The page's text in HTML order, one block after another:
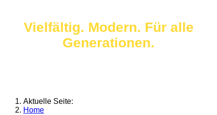
Vielfältig. Modern. Für alle
Generationen.
Aktuelle Seite:
Home